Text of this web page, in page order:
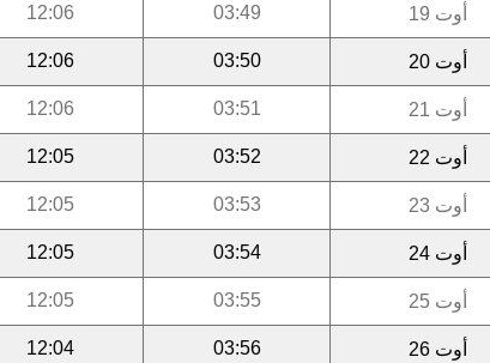
أوت 19 03:49
12:06
أوت 20 03:50
12:06
أوت 21 03:51
12:06
أوت 22 03:52
12:05
أوت 23 03:53
12:05
أوت 24 03:54
12:05
أوت 25 03:55
12:05
أوت 26 03:56
12:04